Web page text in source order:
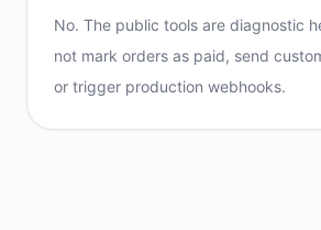
No. The public tools are diagnostic
not mark orders as paid, send
or trigger production webhooks.